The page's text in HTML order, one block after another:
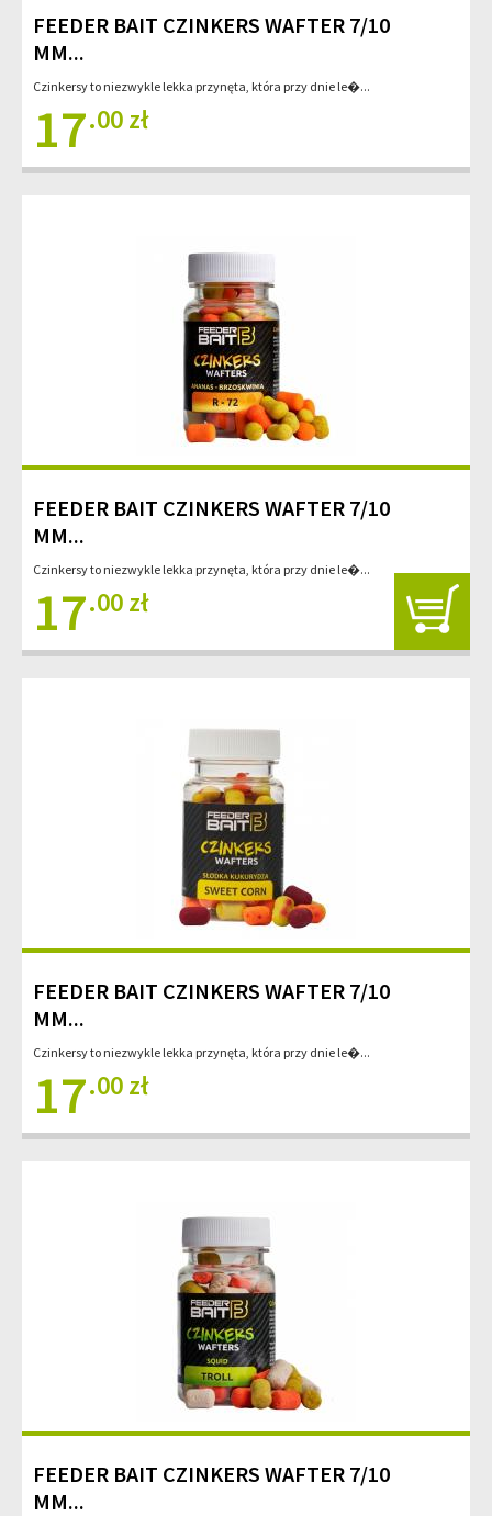
FEEDER BAIT CZINKERS WAFTER 7/10
MM...
Czinkersy to niezwykle lekka przynęta, która przy dnie le�...
17.00 zł
FEEDER BAIT CZINKERS WAFTER 7/10
MM...
Czinkersy to niezwykle lekka przynęta, która przy dnie le�...
17.00 zł
FEEDER BAIT CZINKERS WAFTER 7/10
MM...
Czinkersy to niezwykle lekka przynęta, która przy dnie le�...
17.00 zł
FEEDER BAIT CZINKERS WAFTER 7/10
MM...